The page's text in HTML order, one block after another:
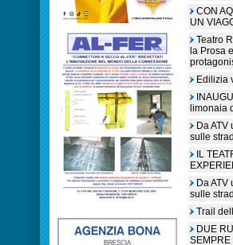
CON
UN
Teatro
la Prosa
Edilizia
limonaia
Da
sulle
IL
Da
sulle
Trail
DUE
SEMPRE